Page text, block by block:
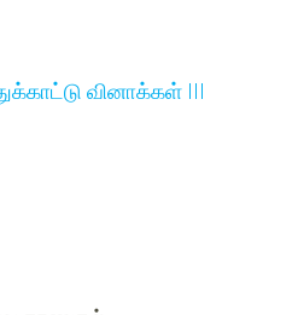
வினாக்கள் III